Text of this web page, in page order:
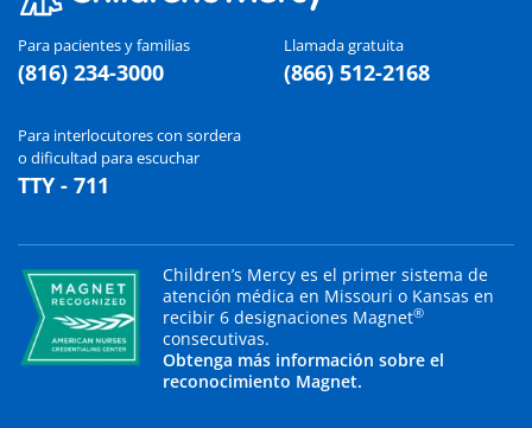
Para pacientes y familias
(816) 234-3000
Llamada gratuita
(866) 512-2168
Para interlocutores con sordera
o dificultad para escuchar
TTY - 711
Children’s Mercy es el primer sistema de
atención médica en Missouri o Kansas en
recibir 6 designaciones Magnet®
consecutivas.
Obtenga más información sobre el
reconocimiento Magnet.